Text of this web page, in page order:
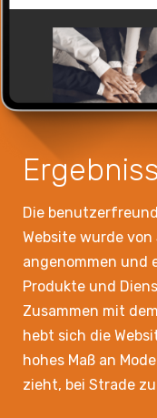
Die
Website wurde
angenommen und
Produkte und
Zusammen mit
hebt sich die
hohes Maß an
zieht, bei Strade